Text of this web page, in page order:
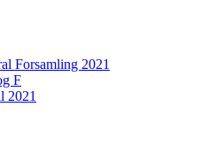
Forsamling 2021
F
2021